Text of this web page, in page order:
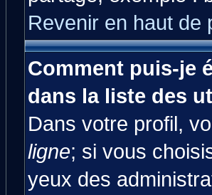
Revenir en haut de
Comment puis-je
dans la liste des
Dans votre profil,
ligne; si vous
yeux des